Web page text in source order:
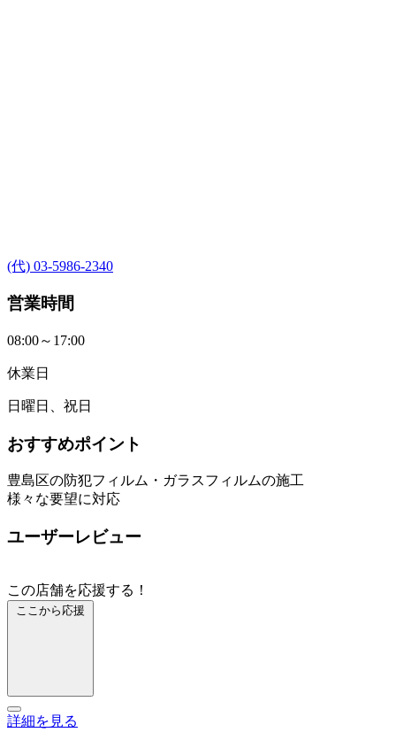
(代) 03-5986-2340
営業時間
08:00～17:00
休業日
日曜日、祝日
おすすめポイント
豊島区の防犯フィルム・ガラスフィルムの施工
様々な要望に対応
ユーザーレビュー
この店舗を応援する！
ここから応援
詳細を見る